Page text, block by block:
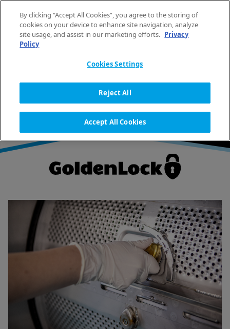
ZH
HOME 洗衣技术
GOLDENLOCK 安全设计
By clicking “Accept All Cookies”, you agree to the storing of
cookies on your device to enhance site navigation, analyze
site usage, and assist in our marketing efforts. Privacy
Policy
Cookies Settings
Reject All
Accept All Cookies